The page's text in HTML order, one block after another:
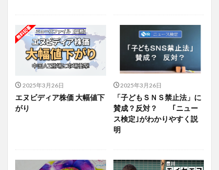
2025年3月26日
エヌビディア株価 大幅値下
がり
2025年3月26日
「子どもＳＮＳ禁止法」に
賛成？反対？ ｢ニュー
ス検定｣がわかりやすく説
明